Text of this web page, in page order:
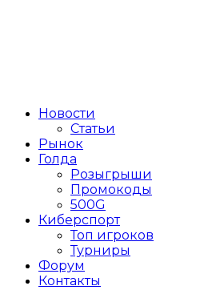
Новости
Статьи
Рынок
Голда
Розыгрыши
Промокоды
500G
Киберспорт
Топ игроков
Турниры
Форум
Контакты